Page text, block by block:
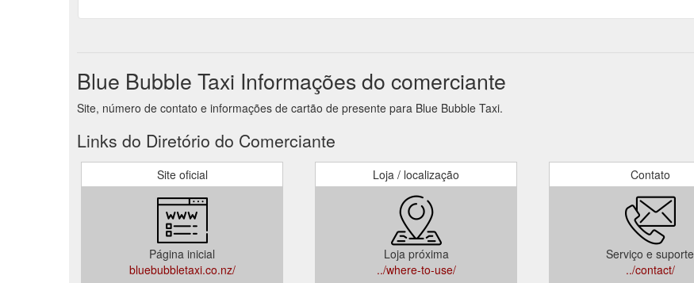
Blue Bubble Taxi Informações do comerciante
Site, número de contato e informações de cartão de presente para Blue Bubble Taxi.
Links do Diretório do Comerciante
Site oficial
Página inicial
bluebubbletaxi.co.nz/
Loja / localização
Loja próxima
../where-to-use/
Contato
Serviço e suporte
../contact/